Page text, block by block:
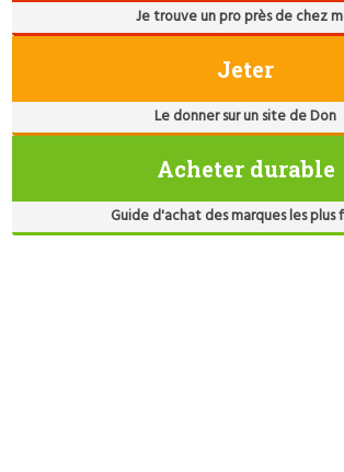
Je trouve un pro près de chez
Jeter
Le donner sur un site de Don
Acheter durable
Guide d'achat des marques les plus